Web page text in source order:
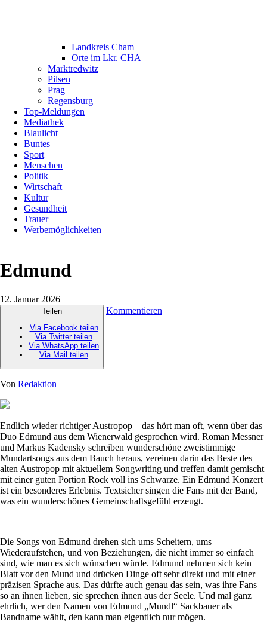
Landkreis Cham
Orte im Lkr. CHA
Marktredwitz
Pilsen
Prag
Regensburg
Top-Meldungen
Mediathek
Blaulicht
Buntes
Sport
Menschen
Politik
Wirtschaft
Kultur
Gesundheit
Trauer
Werbemöglichkeiten
Edmund
12. Januar 2026
Teilen
Via Facebook teilen
Via Twitter teilen
Via WhatsApp teilen
Via Mail teilen
Kommentieren
Von Redaktion
Endlich wieder richtiger Austropop – das hört man oft, wenn über das
Duo Edmund aus dem Wienerwald gesprochen wird. Roman Messner
und Markus Kadensky schreiben wunderschöne zweistimmige
Mundartsongs aus dem Bauch heraus, vereinen darin das Beste des
alten Austropop mit aktuellem Songwriting und treffen damit gemischt
mit einer guten Portion Rock voll ins Schwarze. Ein Edmund Konzert
ist ein besonderes Erlebnis. Textsicher singen die Fans mit der Band,
was ein wunderschönes Gemeinschaftsgefühl erzeugt.
Die Songs von Edmund drehen sich ums Scheitern, ums
Wiederaufstehen, und von Beziehungen, die nicht immer so einfach
sind, wie man es sich wünschen würde. Edmund nehmen sich kein
Blatt vor den Mund und drücken Dinge oft sehr direkt und mit einer
präzisen Sprache aus. Das dürfte auch genau das sein, was ihre Fans
so an ihnen lieben, sie sprechen ihnen aus der Seele. Und mal ganz
ehrlich, wer den Namen von Edmund „Mundl“ Sackbauer als
Bandname wählt, den kann man eigentlich nur mögen.